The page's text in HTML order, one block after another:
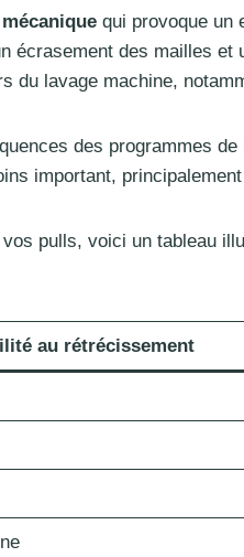
qui provoque un
écrasement des mailles et
du lavage machine,
des programmes
important,
pulls, voici un tableau
au rétrécissement